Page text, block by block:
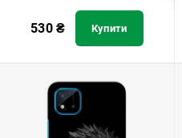
530₴ Купити